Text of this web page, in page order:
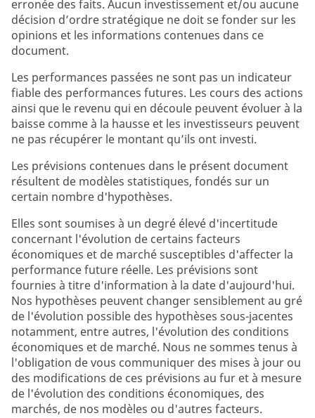
erronée des faits. Aucun investissement et/ou aucune
décision d’ordre stratégique ne doit se fonder sur les
opinions et les informations contenues dans ce
document.
Les performances passées ne sont pas un indicateur
fiable des performances futures. Les cours des actions
ainsi que le revenu qui en découle peuvent évoluer à la
baisse comme à la hausse et les investisseurs peuvent
ne pas récupérer le montant qu’ils ont investi.
Les prévisions contenues dans le présent document
résultent de modèles statistiques, fondés sur un
certain nombre d'hypothèses.
Elles sont soumises à un degré élevé d'incertitude
concernant l'évolution de certains facteurs
économiques et de marché susceptibles d'affecter la
performance future réelle. Les prévisions sont
fournies à titre d'information à la date d'aujourd'hui.
Nos hypothèses peuvent changer sensiblement au gré
de l'évolution possible des hypothèses sous-jacentes
notamment, entre autres, l'évolution des conditions
économiques et de marché. Nous ne sommes tenus à
l'obligation de vous communiquer des mises à jour ou
des modifications de ces prévisions au fur et à mesure
de l'évolution des conditions économiques, des
marchés, de nos modèles ou d'autres facteurs.